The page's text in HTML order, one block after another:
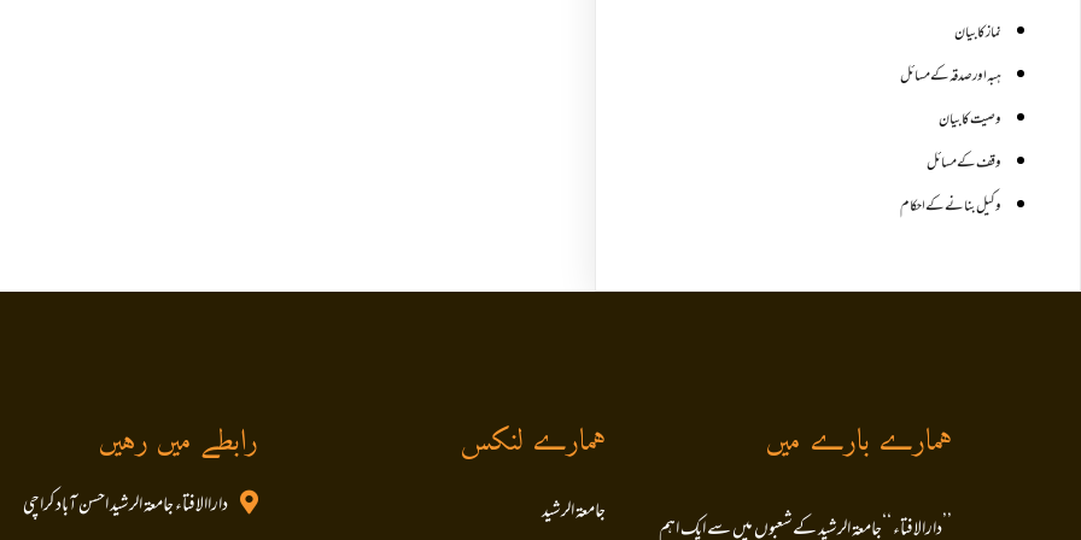
نماز کا بیان
ہبہ اور صدقہ کے مسائل
وصیت کا بیان
وقف کے مسائل
وکیل بنانے کے احکام
ہمارے بارے میں
’’دارالافتاء ‘‘جامعۃ الرشید کےشعبوں میں سے ایک اہم
ہمارے لنکس
جامعۃ الرشید
رابطے میں رہیں
داراالافتاء جامعۃ الرشید احسن آباد کراچی